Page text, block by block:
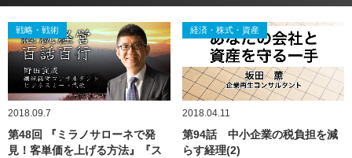
戦略・戦術
2018.09.7
第48回 『ミラノサローネで発
見！客単価を上げる方法』『ス
経済・株式・資産
2018.04.11
第94話 中小企業の税負担を減
らす経理(2)